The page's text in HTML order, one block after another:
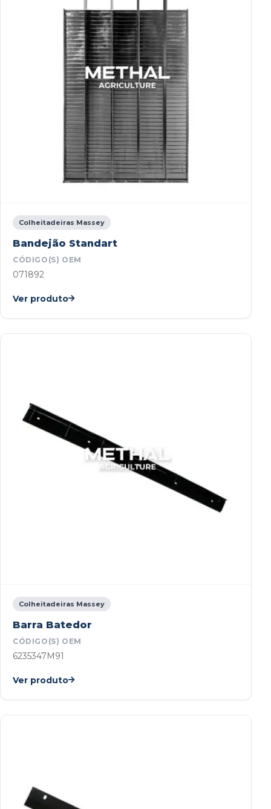
Colheitadeiras Massey
Bandejão Standart
CÓDIGO(S) OEM
071892
Ver produto
Colheitadeiras Massey
Barra Batedor
CÓDIGO(S) OEM
6235347M91
Ver produto